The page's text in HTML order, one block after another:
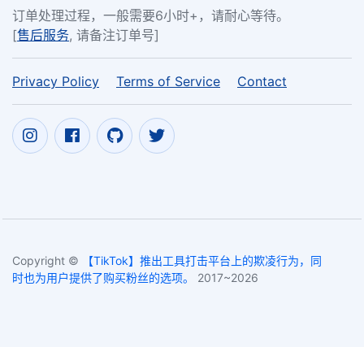
订单处理过程，一般需要6小时+，请耐心等待。
[售后服务, 请备注订单号]
Privacy Policy Terms of Service Contact
Copyright ©
【TikTok】推出工具打击平台上的欺凌行为，同
时也为用户提供了购买粉丝的选项。
2017~2026